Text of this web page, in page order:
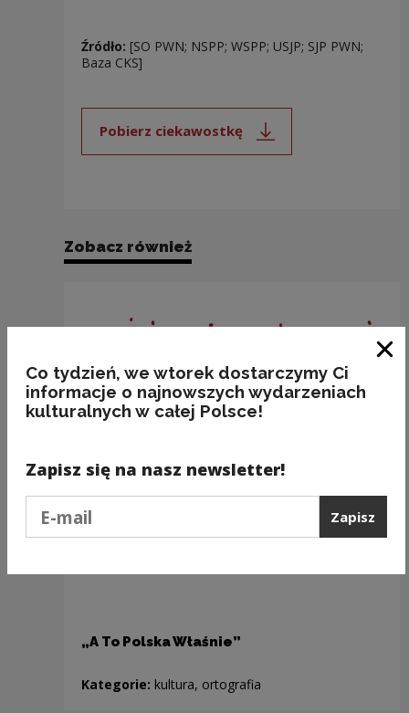
Źródło: [SO PWN; NSPP; WSPP; USJP; SJP PWN;
Baza CKS]
Pobierz ciekawostkę
Uwaga, link zostanie otwarty
Zobacz również
„A To Polska Właśnie”
Kategorie: kultura, ortografia
Co tydzień, we wtorek dostarczymy Ci
informacje o najnowszych wydarzeniach
kulturalnych w całej Polsce!
Zapisz się na nasz newsletter!
Zapisz